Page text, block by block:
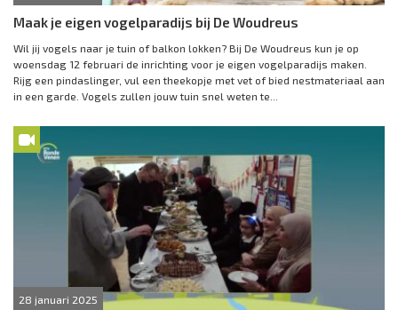
Maak je eigen vogelparadijs bij De Woudreus
Wil jij vogels naar je tuin of balkon lokken? Bij De Woudreus kun je op
woensdag 12 februari de inrichting voor je eigen vogelparadijs maken.
Rijg een pindaslinger, vul een theekopje met vet of bied nestmateriaal aan
in een garde. Vogels zullen jouw tuin snel weten te...
28 januari 2025